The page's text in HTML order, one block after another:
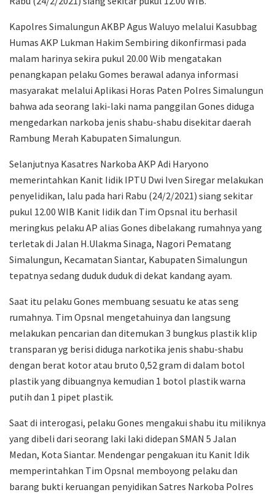
Kapolres Simalungun AKBP Agus Waluyo melalui Kasubbag
Humas AKP Lukman Hakim Sembiring dikonfirmasi pada
malam harinya sekira pukul 20.00 Wib mengatakan
penangkapan pelaku Gomes berawal adanya informasi
masyarakat melalui Aplikasi Horas Paten Polres Simalungun
bahwa ada seorang laki-laki nama panggilan Gones diduga
mengedarkan narkoba jenis shabu-shabu disekitar daerah
Rambung Merah Kabupaten Simalungun.
Selanjutnya Kasatres Narkoba AKP Adi Haryono
memerintahkan Kanit Iidik IPTU Dwi Iven Siregar melakukan
penyelidikan, lalu pada hari Rabu (24/2/2021) siang sekitar
pukul 12.00 WIB Kanit Iidik dan Tim Opsnal itu berhasil
meringkus pelaku AP alias Gones dibelakang rumahnya yang
terletak di Jalan H.Ulakma Sinaga, Nagori Pematang
Simalungun, Kecamatan Siantar, Kabupaten Simalungun
tepatnya sedang duduk duduk di dekat kandang ayam.
Saat itu pelaku Gones membuang sesuatu ke atas seng
rumahnya. Tim Opsnal mengetahuinya dan langsung
melakukan pencarian dan ditemukan 3 bungkus plastik klip
transparan yg berisi diduga narkotika jenis shabu-shabu
dengan berat kotor atau bruto 0,52 gram di dalam botol
plastik yang dibuangnya kemudian 1 botol plastik warna
putih dan 1 pipet plastik.
Saat di interogasi, pelaku Gones mengakui shabu itu miliknya
yang dibeli dari seorang laki laki didepan SMAN 5 Jalan
Medan, Kota Siantar. Mendengar pengakuan itu Kanit Idik
memperintahkan Tim Opsnal memboyong pelaku dan
barang bukti keruangan penyidikan Satres Narkoba Polres